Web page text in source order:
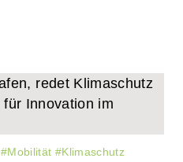
#Mobilität #Klimaschutz